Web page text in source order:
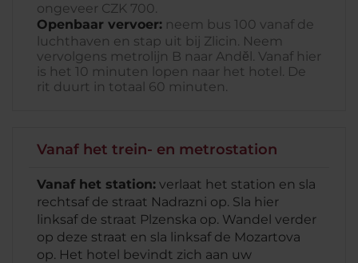
ongeveer CZK 700.
Openbaar vervoer: neem bus 100 vanaf de
luchthaven en stap uit bij Zlicin. Neem
vervolgens metrolijn B naar Andĕl. Vanaf hier
is het 10 minuten lopen naar het hotel. De
rit duurt in totaal 60 minuten.
Vanaf het trein- en metrostation
Vanaf het station: verlaat het station en sla
rechtsaf de straat Nadrazni op. Sla hier
linksaf de straat Plzenska op. Wandel verder
op deze straat en sla linksaf de Mozartova
op. Het hotel bevindt zich aan uw